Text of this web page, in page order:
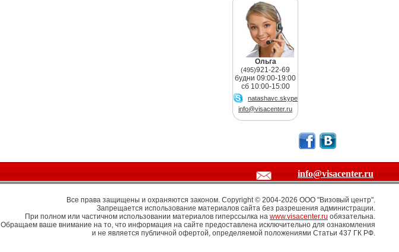
Ольга
(495)921-22-69
будни 09:00-19:00
сб 10:00-15:00
natashavc.skype
info@visacenter.ru
info@visacenter.ru
Все права защищены и охраняются законом. Copyright © 2004-2026 OOO "Визовый центр".
Запрещается использование материалов сайта без разрешения администрации.
При полном или частичном использовании материалов гиперссылка на www.visacenter.ru обязательна.
Обращаем ваше внимание на то, что информация на сайте предоставлена исключительно для ознакомления
и не является публичной офертой, определяемой положениями Статьи 437 ГК РФ.